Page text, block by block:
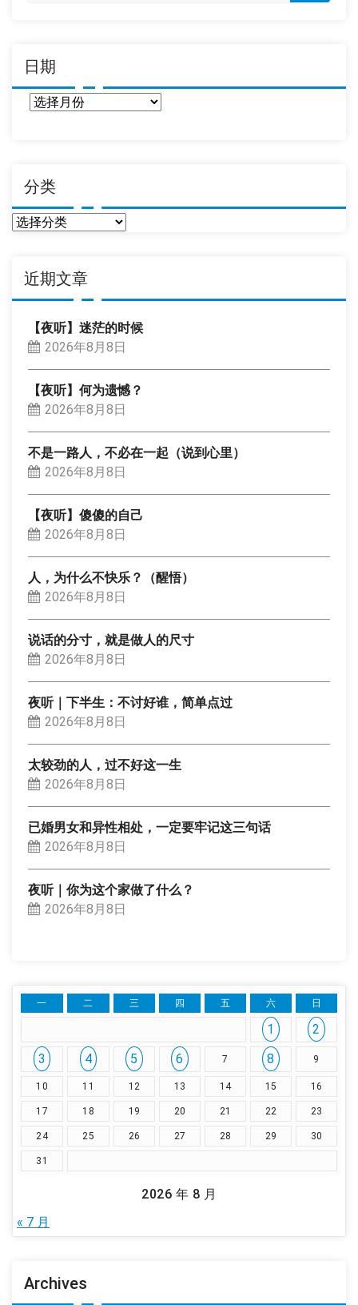
日期
分类
分
近期文章
【夜听】迷茫的时候
2026年8月8日
【夜听】何为遗憾？
2026年8月8日
不是一路人，不必在一起（说到心里）
2026年8月8日
【夜听】傻傻的自己
2026年8月8日
人，为什么不快乐？（醒悟）
2026年8月8日
说话的分寸，就是做人的尺寸
2026年8月8日
夜听｜下半生：不讨好谁，简单点过
2026年8月8日
太较劲的人，过不好这一生
2026年8月8日
已婚男女和异性相处，一定要牢记这三句话
2026年8月8日
夜听｜你为这个家做了什么？
2026年8月8日
2026 年 8 月
一 二 三 四 五 六 日
1
2
3
4 5 6 7 8 9
10 11 12 13 14 15 16
17 18 19 20 21 22 23
24 25 26 27 28 29 30
31
« 7 月
Archives